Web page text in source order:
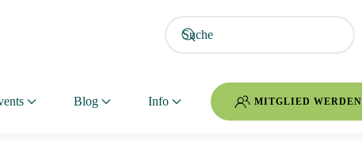
Blog Info MITGLIED WERDEN